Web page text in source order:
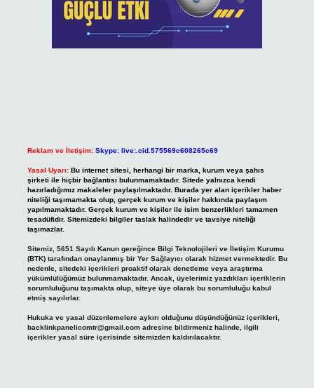
Reklam ve İletişim: Skype: live:.cid.575569c608265c69
Yasal Uyarı: Bu internet sitesi, herhangi bir marka, kurum veya şahıs
şirketi ile hiçbir bağlantısı bulunmamaktadır. Sitede yalnızca kendi
hazırladığımız makaleler paylaşılmaktadır. Burada yer alan içerikler haber
niteliği taşımamakta olup, gerçek kurum ve kişiler hakkında paylaşım
yapılmamaktadır. Gerçek kurum ve kişiler ile isim benzerlikleri tamamen
tesadüfidir. Sitemizdeki bilgiler taslak halindedir ve tavsiye niteliği
taşımazlar.
Sitemiz, 5651 Sayılı Kanun gereğince Bilgi Teknolojileri ve İletişim Kurumu
(BTK) tarafından onaylanmış bir Yer Sağlayıcı olarak hizmet vermektedir. Bu
nedenle, sitedeki içerikleri proaktif olarak denetleme veya araştırma
yükümlülüğümüz bulunmamaktadır. Ancak, üyelerimiz yazdıkları içeriklerin
sorumluluğunu taşımakta olup, siteye üye olarak bu sorumluluğu kabul
etmiş sayılırlar.
Hukuka ve yasal düzenlemelere aykırı olduğunu düşündüğünüz içerikleri,
backlinkpanelicomtr@gmail.comadresine bildirmeniz halinde, ilgili
içerikler yasal süre içerisinde sitemizden kaldırılacaktır.